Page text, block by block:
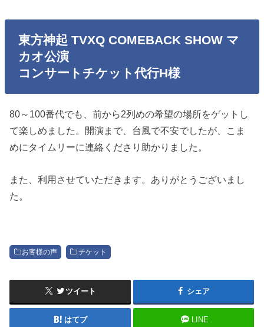
東方神起 TVXQ COMEBACK SHOW マ
カオ公演
コンサートチケット代行H様
80～100番代でも、前から2列めの希望の場所をゲットし
て楽しめました。開演まで、台風で不安でしたが、こま
めにタイムリーに連絡くださり助かりました。
また、利用させていただきます。ありがとうございまし
た。
お客様の声 チケット
ツイート シェア
はてブ LINE